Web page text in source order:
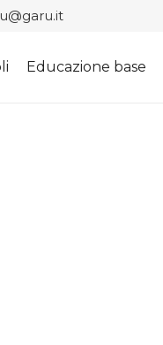
Educazione base